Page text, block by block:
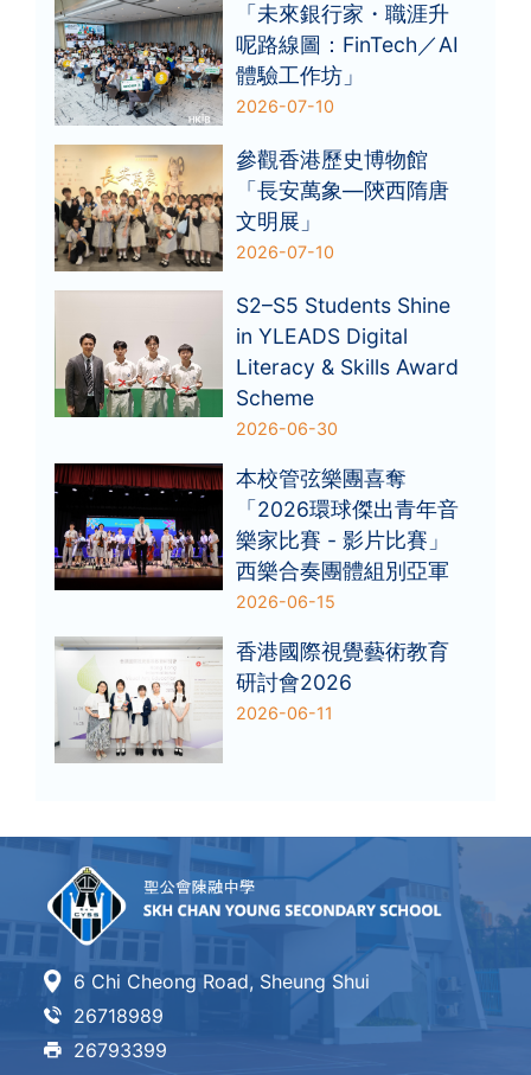
「未來銀行家・職涯升
呢路線圖：FinTech／AI
體驗工作坊」
2026-07-10
參觀香港歷史博物館
「長安萬象—陝西隋唐
文明展」
2026-07-10
S2–S5 Students Shine
in YLEADS Digital
Literacy & Skills Award
Scheme
2026-06-30
本校管弦樂團喜奪
「2026環球傑出青年音
樂家比賽 - 影片比賽」
西樂合奏團體組別亞軍
2026-06-15
香港國際視覺藝術教育
研討會2026
2026-06-11
6 Chi Cheong Road, Sheung Shui
26718989
26793399